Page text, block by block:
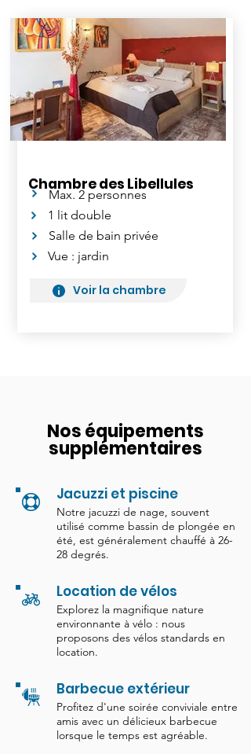
Chambre des Libellules
Max. 2 personnes
1 lit double
Salle de bain privée
Vue : jardin
Voir la chambre
Nos équipements
supplémentaires
Jacuzzi et piscine
Notre jacuzzi de nage, souvent
utilisé comme bassin de plongée en
été, est généralement chauffé à 26-
28 degrés.
Location de vélos
Explorez la magnifique nature
environnante à vélo : nous
proposons des vélos standards en
location.
Barbecue extérieur
Profitez d'une soirée conviviale entre
amis avec un délicieux barbecue
lorsque le temps est agréable.